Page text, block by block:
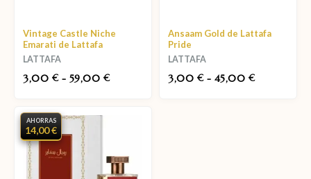
Vintage Castle Niche
Emarati de Lattafa
LATTAFA
3,00 € - 59,00 €
Ansaam Gold de Lattafa
Pride
LATTAFA
3,00 € - 45,00 €
AHORRAS
14,00 €